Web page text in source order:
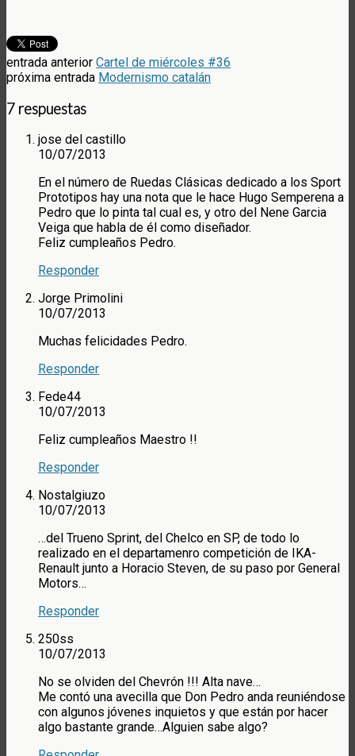
entrada anterior Cartel de miércoles #36
próxima entrada Modernismo catalán
7 respuestas
jose del castillo
10/07/2013
En el número de Ruedas Clásicas dedicado a los Sport
Prototipos hay una nota que le hace Hugo Semperena a
Pedro que lo pinta tal cual es, y otro del Nene Garcia
Veiga que habla de él como diseñador.
Feliz cumpleaños Pedro.
Responder
Jorge Primolini
10/07/2013
Muchas felicidades Pedro.
Responder
Fede44
10/07/2013
Feliz cumpleaños Maestro !!
Responder
Nostalgiuzo
10/07/2013
…del Trueno Sprint, del Chelco en SP, de todo lo
realizado en el departamenro competición de IKA-
Renault junto a Horacio Steven, de su paso por General
Motors…
Responder
250ss
10/07/2013
No se olviden del Chevrón !!! Alta nave…
Me contó una avecilla que Don Pedro anda reuniéndose
con algunos jóvenes inquietos y que están por hacer
algo bastante grande…Alguien sabe algo?